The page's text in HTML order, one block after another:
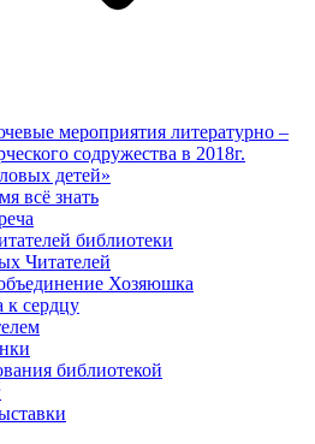
мероприятия литературно –
содружества в 2018г.
детей»
всё знать
библиотеки
Читателей
Хозяюшка
к сердцу
библиотекой